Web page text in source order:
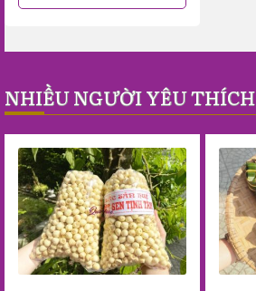
NHIỀU NGƯỜI YÊU THÍCH